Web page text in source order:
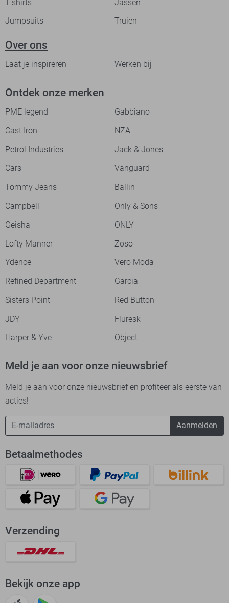
T-shirts
Jassen
Jumpsuits
Truien
Over ons
Laat je inspireren Werken bij
Ontdek onze merken
PME legend
Gabbiano
Cast Iron
NZA
Petrol Industries
Jack & Jones
Cars
Vanguard
Tommy Jeans
Ballin
Campbell
Only & Sons
Geisha
ONLY
Lofty Manner
Zoso
Ydence
Vero Moda
Refined Department
Garcia
Sisters Point
Red Button
JDY
Fluresk
Harper & Yve
Object
Meld je aan voor onze nieuwsbrief
Meld je aan voor onze nieuwsbrief en profiteer als eerste van
acties!
Aanmelden
Betaalmethodes
Verzending
Bekijk onze app